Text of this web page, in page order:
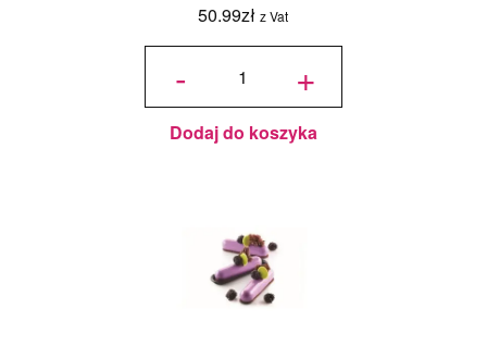
50.99zł z Vat
-
ilość
silikonowa
do
i pralin 3D
Tartufino
–
Silikomart
+
Dodaj do koszyka